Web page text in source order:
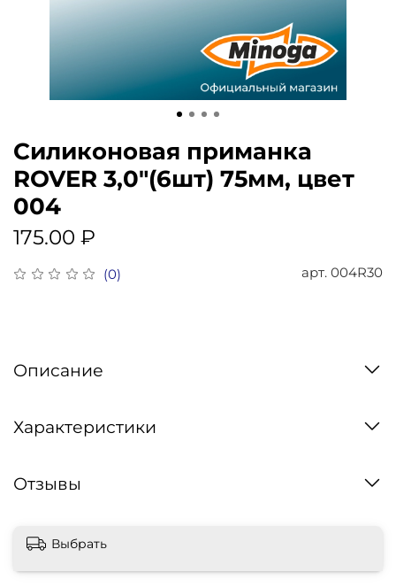
(0) арт. 004R30
Силиконовая приманка
ROVER 3,0"(6шт) 75мм, цвет
004
175.00 ₽
Описание
Характеристики
Отзывы
Выбрать